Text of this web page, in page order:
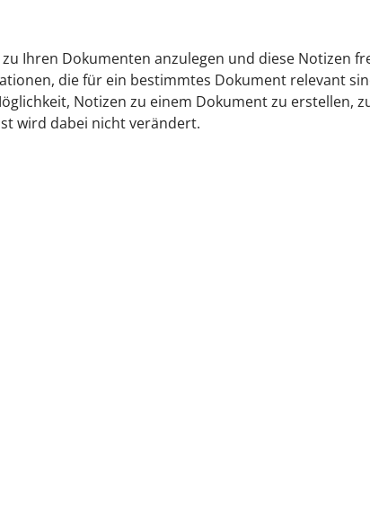
Ihren Dokumenten anzulegen und diese Notizen
die für ein bestimmtes Dokument relevant
Notizen zu einem Dokument zu erstellen,
wird dabei nicht verändert.